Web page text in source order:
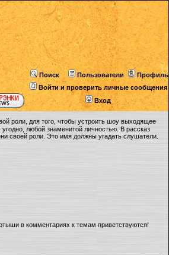
Поиск Пользователи
Профиль
Войти и проверить личные сообщения
Вход
роли, для того, чтобы устроить шоу выходящее
любой знаменитой личностью. В рассказ
своей роли. Это имя должны угадать слушатели.
в комментариях к темам приветствуются!